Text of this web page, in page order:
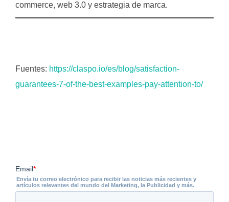
commerce, web 3.0 y estrategia de marca.
Fuentes: https://claspo.io/es/blog/satisfaction-
guarantees-7-of-the-best-examples-pay-attention-to/